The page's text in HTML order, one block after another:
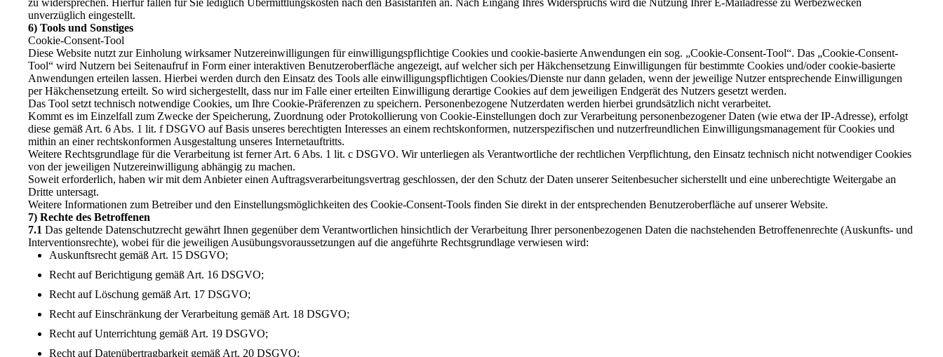
zu widersprechen. Hierfür fallen für Sie lediglich Übermittlungskosten nach den Basistarifen an. Nach Eingang Ihres Widerspruchs wird die Nutzung Ihrer E-Mailadresse zu Werbezwecken
unverzüglich eingestellt.
6) Tools und Sonstiges
Cookie-Consent-Tool
Diese Website nutzt zur Einholung wirksamer Nutzereinwilligungen für einwilligungspflichtige Cookies und cookie-basierte Anwendungen ein sog. „Cookie-Consent-Tool“. Das „Cookie-Consent-
Tool“ wird Nutzern bei Seitenaufruf in Form einer interaktiven Benutzeroberfläche angezeigt, auf welcher sich per Häkchensetzung Einwilligungen für bestimmte Cookies und/oder cookie-basierte
Anwendungen erteilen lassen. Hierbei werden durch den Einsatz des Tools alle einwilligungspflichtigen Cookies/Dienste nur dann geladen, wenn der jeweilige Nutzer entsprechende Einwilligungen
per Häkchensetzung erteilt. So wird sichergestellt, dass nur im Falle einer erteilten Einwilligung derartige Cookies auf dem jeweiligen Endgerät des Nutzers gesetzt werden.
Das Tool setzt technisch notwendige Cookies, um Ihre Cookie-Präferenzen zu speichern. Personenbezogene Nutzerdaten werden hierbei grundsätzlich nicht verarbeitet.
Kommt es im Einzelfall zum Zwecke der Speicherung, Zuordnung oder Protokollierung von Cookie-Einstellungen doch zur Verarbeitung personenbezogener Daten (wie etwa der IP-Adresse), erfolgt
diese gemäß Art. 6 Abs. 1 lit. f DSGVO auf Basis unseres berechtigten Interesses an einem rechtskonformen, nutzerspezifischen und nutzerfreundlichen Einwilligungsmanagement für Cookies und
mithin an einer rechtskonformen Ausgestaltung unseres Internetauftritts.
Weitere Rechtsgrundlage für die Verarbeitung ist ferner Art. 6 Abs. 1 lit. c DSGVO. Wir unterliegen als Verantwortliche der rechtlichen Verpflichtung, den Einsatz technisch nicht notwendiger Cookies
von der jeweiligen Nutzereinwilligung abhängig zu machen.
Soweit erforderlich, haben wir mit dem Anbieter einen Auftragsverarbeitungsvertrag geschlossen, der den Schutz der Daten unserer Seitenbesucher sicherstellt und eine unberechtigte Weitergabe an
Dritte untersagt.
Weitere Informationen zum Betreiber und den Einstellungsmöglichkeiten des Cookie-Consent-Tools finden Sie direkt in der entsprechenden Benutzeroberfläche auf unserer Website.
7) Rechte des Betroffenen
7.1 Das geltende Datenschutzrecht gewährt Ihnen gegenüber dem Verantwortlichen hinsichtlich der Verarbeitung Ihrer personenbezogenen Daten die nachstehenden Betroffenenrechte (Auskunfts- und
Interventionsrechte), wobei für die jeweiligen Ausübungsvoraussetzungen auf die angeführte Rechtsgrundlage verwiesen wird:
Auskunftsrecht gemäß Art. 15 DSGVO;
Recht auf Berichtigung gemäß Art. 16 DSGVO;
Recht auf Löschung gemäß Art. 17 DSGVO;
Recht auf Einschränkung der Verarbeitung gemäß Art. 18 DSGVO;
Recht auf Unterrichtung gemäß Art. 19 DSGVO;
Recht auf Datenübertragbarkeit gemäß Art. 20 DSGVO;